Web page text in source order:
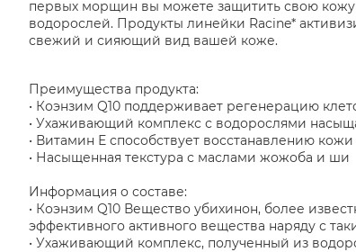
первых морщин вы можете защитить свою кожу
водорослей. Продукты линейки Racine*
свежий и сияющий вид вашей коже.
Преимущества продукта:
• Коэнзим Q10 поддерживает регенерацию
• Ухаживающий комплекс с водорослями
• Витамин Е способствует восстанавлению
• Насыщенная текстура с маслами жожоба и ши
Информация о составе:
• Коэнзим Q10 Вещество убихинон, более
эффективного активного вещества наряду с
• Ухаживающий комплекс, полученный из